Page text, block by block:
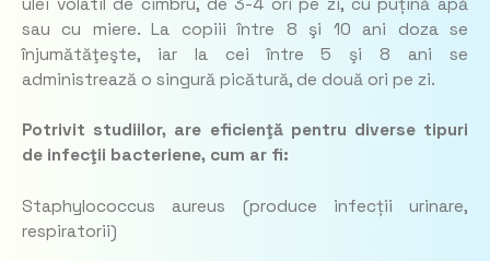
sau cu miere. La copiii între 8 şi 10 ani doza se
înjumătăţeşte, iar la cei între 5 şi 8 ani se
administrează o singură picătură, de două ori pe zi.
Potrivit studiilor, are eficienţă pentru diverse tipuri
de infecţii bacteriene, cum ar fi:
Staphylococcus aureus (produce infecții urinare,
respiratorii)